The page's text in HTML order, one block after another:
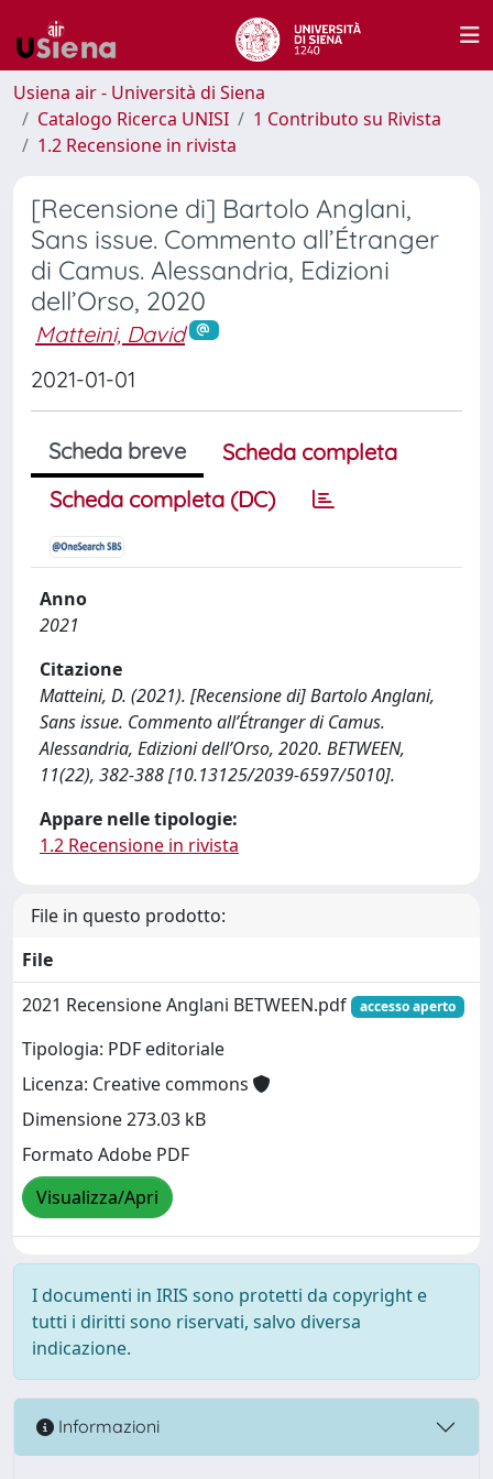
Usiena air - Università di Siena
Catalogo Ricerca UNISI
1 Contributo su Rivista
1.2 Recensione in rivista
[Recensione di] Bartolo Anglani,
Sans issue. Commento all’Étranger
di Camus. Alessandria, Edizioni
dell’Orso, 2020
Matteini, David
2021-01-01
Scheda breve
Scheda completa
Scheda completa (DC)
Anno
2021
Citazione
Matteini, D. (2021). [Recensione di] Bartolo Anglani,
Sans issue. Commento all’Étranger di Camus.
Alessandria, Edizioni dell’Orso, 2020. BETWEEN,
11(22), 382-388 [10.13125/2039-6597/5010].
Appare nelle tipologie:
1.2 Recensione in rivista
File in questo prodotto:
File
2021 Recensione Anglani BETWEEN.pdf
accesso aperto
Tipologia: PDF editoriale
Licenza: Creative commons
Dimensione 273.03 kB
Formato Adobe PDF
Visualizza/Apri
I documenti in IRIS sono protetti da copyright e
tutti i diritti sono riservati, salvo diversa
indicazione.
Informazioni